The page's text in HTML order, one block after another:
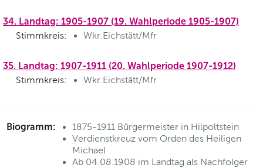
34. Landtag: 1905-1907 (19. Wahlperiode 1905-1907)
Stimmkreis: Wkr.Eichstätt/Mfr
35. Landtag: 1907-1911 (20. Wahlperiode 1907-1912)
Stimmkreis: Wkr.Eichstätt/Mfr
Biogramm:
1875-1911 Bürgermeister in Hilpoltstein
Verdienstkreuz vom Orden des Heiligen
Michael
Ab 04.08.1908 im Landtag als Nachfolger